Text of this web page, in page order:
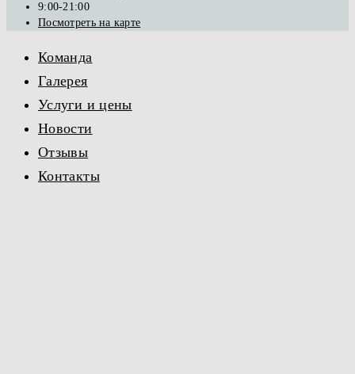
9:00-21:00
Посмотреть на карте
Команда
Галерея
Услуги и цены
Новости
Отзывы
Контакты